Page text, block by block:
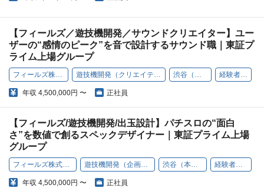
【フィールズ／遊技機開発／サウンドクリエイター】ユー
ザーの“感情のピーク”を音で設計するサウンド職｜東証プ
ライム上場グループ
フィールズ株式会社 遊技機開発（クリエイティブ職） 渋谷（本社） 経験者歓迎
年収 4,500,000円 〜 正社員
【フィールズ/遊技機開発/出玉設計】パチスロの“面白
さ”を数値で創るスペックデザイナー｜東証プライム上場
グループ
フィールズ株式会社 遊技機開発（企画職） 渋谷（本社） 経験者歓迎
年収 4,500,000円 〜 正社員